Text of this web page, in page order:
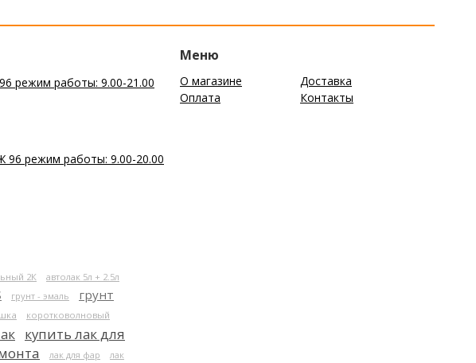
режим работы: 9.00-21.00
96 режим работы: 9.00-20.00
2К
автолак 5л + 2.5л
грунт - эмаль
грунт
коротковолновый
купить лак для
лак для фар лак
Меню
О магазине
Доставка
Оплата
Контакты